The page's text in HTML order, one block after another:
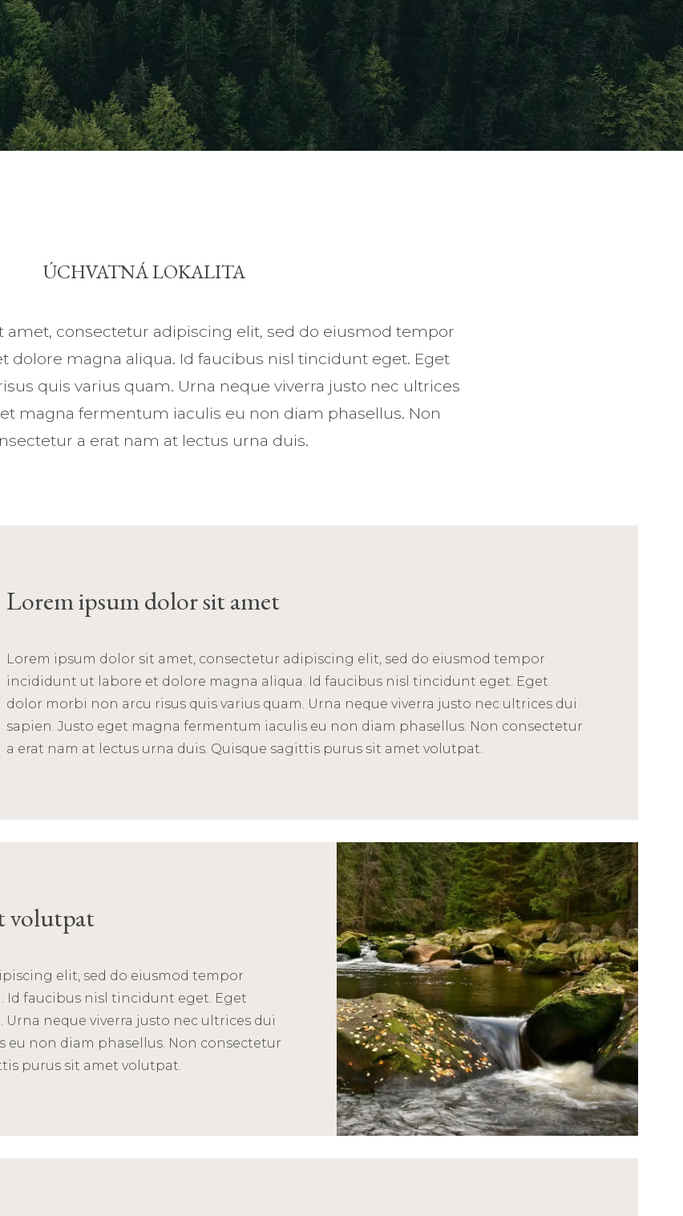
ÚCHVATNÁ LOKALITA
amet, consectetur adipiscing elit, sed do eiusmod tempor
dolore magna aliqua. Id faucibus nisl tincidunt eget. Eget
quis varius quam. Urna neque viverra justo nec ultrices
magna fermentum iaculis eu non diam phasellus. Non
a erat nam at lectus urna duis.
Lorem ipsum dolor sit amet
Lorem ipsum dolor sit amet, consectetur adipiscing elit, sed do eiusmod tempor
incididunt ut labore et dolore magna aliqua. Id faucibus nisl tincidunt eget. Eget
dolor morbi non arcu risus quis varius quam. Urna neque viverra justo nec ultrices dui
sapien. Justo eget magna fermentum iaculis eu non diam phasellus. Non consectetur
a erat nam at lectus urna duis. Quisque sagittis purus sit amet volutpat.
volutpat
elit, sed do eiusmod tempor
faucibus nisl tincidunt eget. Eget
neque viverra justo nec ultrices dui
non diam phasellus. Non consectetur
purus sit amet volutpat.